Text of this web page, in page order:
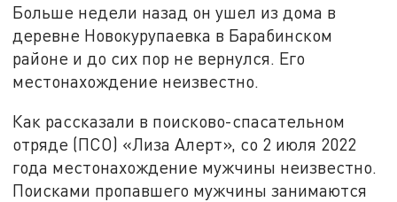
Больше недели назад он ушел из дома в
деревне Новокурупаевка в Барабинском
районе и до сих пор не вернулся. Его
местонахождение неизвестно.
Как рассказали в поисково-спасательном
отряде (ПСО) «Лиза Алерт», со 2 июля 2022
года местонахождение мужчины неизвестно.
Поисками пропавшего мужчины занимаются